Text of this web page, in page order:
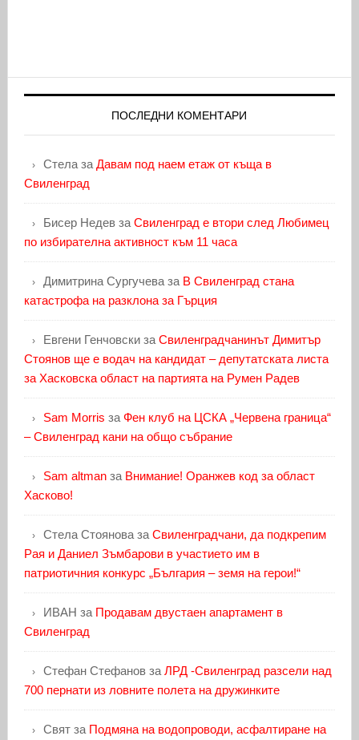
ПОСЛЕДНИ КОМЕНТАРИ
Стелаза Давам под наем етаж от къща в
Свиленград
Бисер Недевза Свиленград е втори след Любимец
по избирателна активност към 11 часа
Димитрина Сургучеваза В Свиленград стана
катастрофа на разклона за Гърция
Евгени Генчовскиза Свиленградчанинът Димитър
Стоянов ще е водач на кандидат – депутатската листа
за Хасковска област на партията на Румен Радев
Sam Morris за Фен клуб на ЦСКА „Червена граница“
– Свиленград кани на общо събрание
Sam altmanза Внимание! Оранжев код за област
Хасково!
Стела Стояноваза Свиленградчани, да подкрепим
Рая и Даниел Зъмбарови в участието им в
патриотичния конкурс „България – земя на герои!“
ИВАН за Продавам двустаен апартамент в
Свиленград
Стефан Стефановза ЛРД -Свиленград разсели над
700 пернати из ловните полета на дружинките
Святза Подмяна на водопроводи, асфалтиране на